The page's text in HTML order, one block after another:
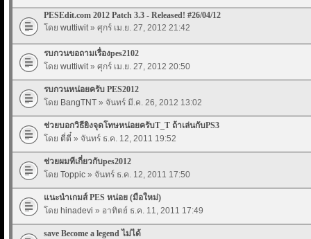
PESEdit.com 2012 Patch 3.3 - Released! #26/04/12
โดย wuttiwit» ศุกร์ เม.ย. 27, 2012 21:42
รบกวนขอถามเรื่องpes2102
โดย wuttiwit» ศุกร์ เม.ย. 27, 2012 20:50
รบกวนหน่อยครับ PES2012
โดย BangTNT » จันทร์ มี.ค. 26, 2012 13:02
ช่วยบอกวิธียิงจุดโทษหน่อยครับT_T ถ้าเล่นกับPS3
โดย ตี่ตี๋ » จันทร์ ธ.ค. 12, 2011 19:52
ช่วยผมทีเกี่ยวกับpes2012
โดย Toppic » จันทร์ ธ.ค. 12, 2011 17:50
แนะนำเกมส์ PES หน่อย (มือใหม่)
โดย hinadevi » อาทิตย์ ธ.ค. 11, 2011 17:49
save Become a legend ไม่ได้